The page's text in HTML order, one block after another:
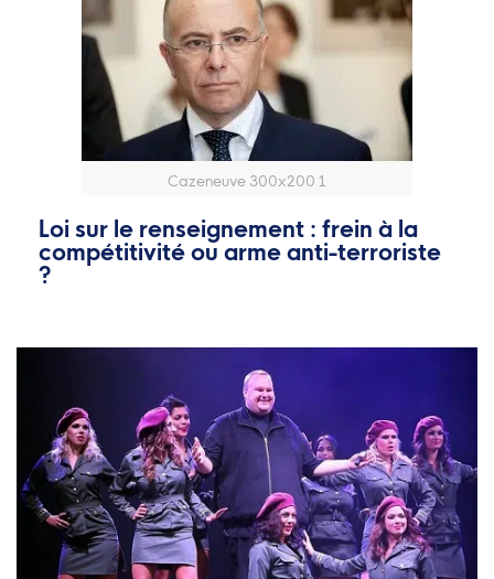
Cazeneuve 300x200 1
Loi sur le renseignement : frein à la
compétitivité ou arme anti-terroriste
?